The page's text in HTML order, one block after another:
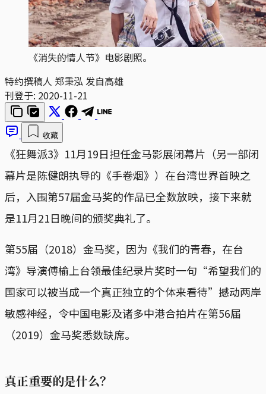
《消失的情人节》电影剧照。
特约撰稿人 郑秉泓 发自高雄
刊登于: 2020-11-21
收藏
《狂舞派3》11月19日担任金马影展闭幕片（另一部闭
幕片是陈健朗执导的《手卷烟》）在台湾世界首映之
后，入围第57届金马奖的作品已全数放映，接下来就
是11月21日晚间的颁奖典礼了。
第55届（2018）金马奖，因为《我们的青春，在台
湾》导演傅榆上台领最佳纪录片奖时一句“希望我们的
国家可以被当成一个真正独立的个体来看待”撼动两岸
敏感神经，令中国电影及诸多中港合拍片在第56届
（2019）金马奖悉数缺席。
真正重要的是什么？